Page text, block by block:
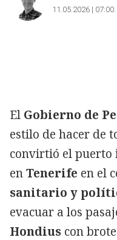
11.05.2026 | 07:00
El Gobierno de
estilo de hacer de
convirtió el
enTenerife en el
sanitario y
evacuar a los
Hondius con